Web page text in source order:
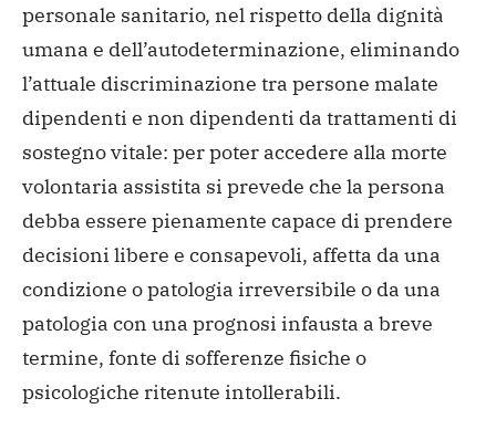
personale sanitario, nel rispetto della dignità
umana e dell’autodeterminazione, eliminando
l’attuale discriminazione tra persone malate
dipendenti e non dipendenti da trattamenti di
sostegno vitale: per poter accedere alla morte
volontaria assistita si prevede che la persona
debba essere pienamente capace di prendere
decisioni libere e consapevoli, affetta da una
condizione o patologia irreversibile o da una
patologia con una prognosi infausta a breve
termine, fonte di sofferenze fisiche o
psicologiche ritenute intollerabili.